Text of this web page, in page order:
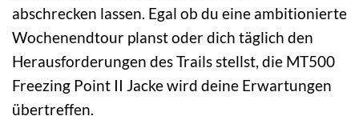
abschrecken lassen. Egal ob du eine ambitionierte
Wochenendtour planst oder dich täglich den
Herausforderungen des Trails stellst, die MT500
Freezing Point II Jacke wird deine Erwartungen
übertreffen.